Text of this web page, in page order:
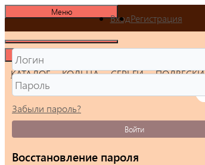
Меню
КАТАЛОГ КОЛЬЦА СЕРЬГИ ПОДВЕСКИ
ВходРегистрация
Забыли пароль?
Войти
Восстановление пароля